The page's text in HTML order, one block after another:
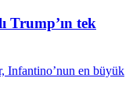
Trump’ın tek